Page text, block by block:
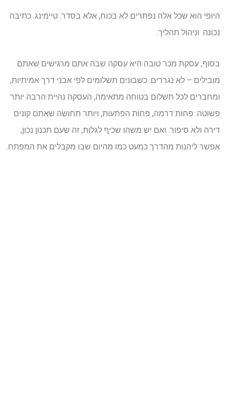
היופי הוא שכל אלה נפתרים לא בכוח, אלא בסדר. טיימינג. כתיבה
נכונה. וניהול תהליך.
בסוף, עסקת מכר טובה היא עסקה שבה אתם מרגישים שאתם
מובילים – לא נגררים. כשבונים תשלומים לפי אבני דרך אמיתיות,
ומחברים לכל תשלום בטוחה מתאימה, העסקה נהיית הרבה יותר
פשוטה: פחות דרמה, פחות הפתעות, ויותר תחושה שאתם קונים
דירה ולא סיפור. ואם יש משהו שכיף לגלות, זה שעם תכנון נכון,
אפשר ליהנות מהדרך כמעט כמו מהיום שבו מקבלים את המפתח.